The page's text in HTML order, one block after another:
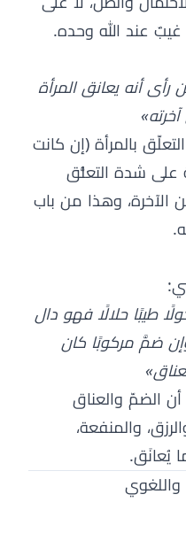
غيبٌ عند الله وحده.
رأى أنه يعانق المرأة
بالمرأة (إن كانت
على شدة التعلُّق
الآخرة، وهذا من باب
طيبًا حلالًا فهو دال
ضمَّ مركوبًا كان
الضمّ والعناق
والمنفعة،
يُعانَق.
واللغوي